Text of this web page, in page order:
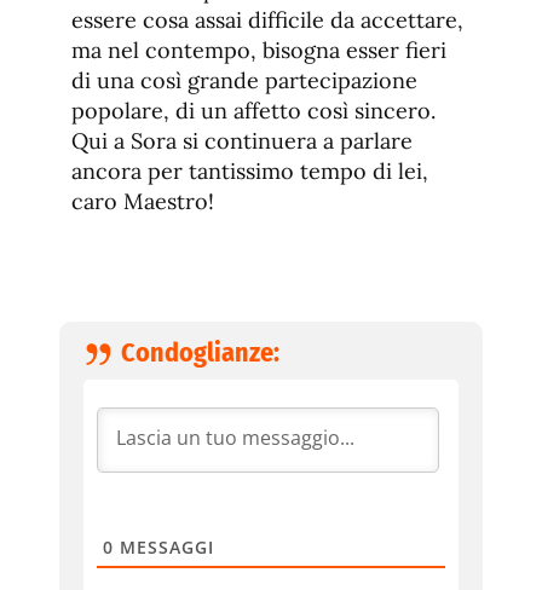
essere cosa assai difficile da accettare,
ma nel contempo, bisogna esser fieri
di una così grande partecipazione
popolare, di un affetto così sincero.
Qui a Sora si continuera a parlare
ancora per tantissimo tempo di lei,
caro Maestro!
Condoglianze:
0 MESSAGGI